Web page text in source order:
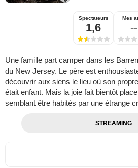
Spectateurs
1,6
Mes
--
Une famille part camper dans les
du New Jersey. Le père est
découvrir aux siens le lieu où son
était enfant. Mais la joie fait bientôt
semblant être habités par une étrange
STREAMING